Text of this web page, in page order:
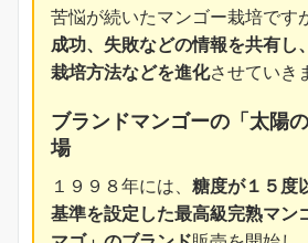
苦悩が続いたマンゴー栽培です
成功、失敗などの情報を共有し
栽培方法などを進化させていき
ブランドマンゴーの「太陽
場
１９９８年には、 糖度が１５度
基準を設定した最高級完熟マン